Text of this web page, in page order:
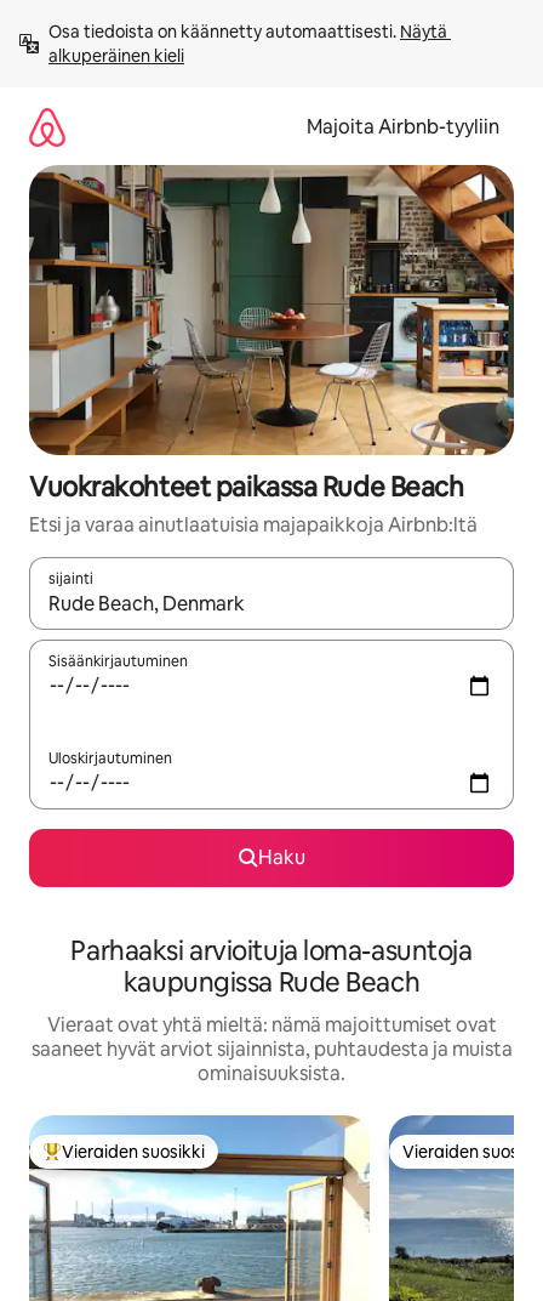
sisältö
väliin
Osa tiedoista on käännetty automaattisesti. Näytä
alkuperäinen kieli
Majoita Airbnb-tyyliin
Vuokrakohteet paikassa Rude Beach
Etsi ja varaa ainutlaatuisia majapaikkoja Airbnb:ltä
sijainti
Kun tulokset ovat saatavilla, navigoi ylös- ja alas-
Sisäänkirjautuminen
Uloskirjautuminen
Haku
Parhaaksi arvioituja loma-asuntoja
kaupungissa Rude Beach
Vieraat ovat yhtä mieltä: nämä majoittumiset ovat
saaneet hyvät arviot sijainnista, puhtaudesta ja muista
ominaisuuksista.
Vieraiden suosikkien parhaimmistoa
Vieraiden suosikki Vieraiden
Vieraiden